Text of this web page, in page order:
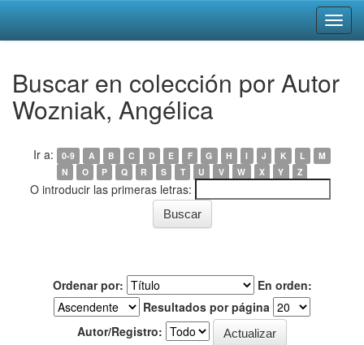
navigation
Buscar en colección por Autor
Wozniak, Angélica
Ir a: 0-9 A B C D E F G H I J K L
M
N
O P Q R S T U V W X Y Z
O introducir las primeras letras:
Ordenar por:
En orden:
Resultados por página
Autor/Registro: